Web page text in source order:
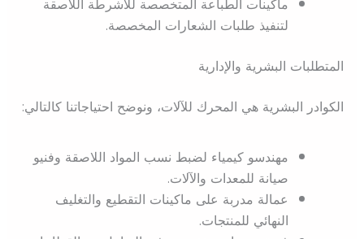
لتنفيذ طلبات الشعارات المخصصة.
المتطلبات البشرية والإدارية
الكوادر البشرية هي المحرك للآلات، ونوضح احتياجاتنا كالتالي:
مهندسو كيمياء لضبط نسب المواد اللاصقة وفنيو
صيانة للمعدات والآلات.
عمالة مدربة على ماكينات التقطيع والتغليف
النهائي للمنتجات.